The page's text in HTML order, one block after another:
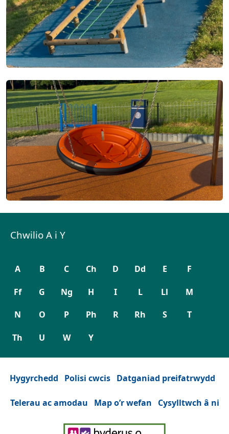
Chwilio A i Y
A B C Ch D Dd E F
Ff G Ng H I L Ll M
N O P Ph R Rh S T
Th U W Y
Hygyrchedd Polisi cwcis Datganiad preifatrwydd
Telerau ac amodau Map o’r wefan Cysylltwch â ni